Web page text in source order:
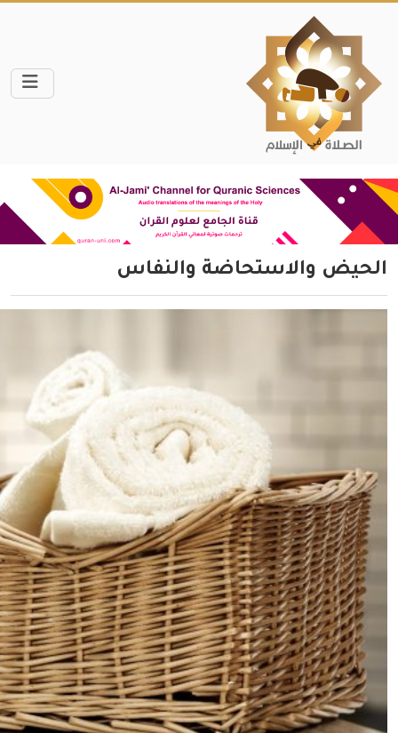
الحيض والاستحاضة والنفاس